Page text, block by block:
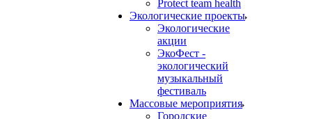
Protect team health
Экологические проекты
Экологические
акции
ЭкоФест -
экологический
музыкальный
фестиваль
Массовые мероприятия
Городские